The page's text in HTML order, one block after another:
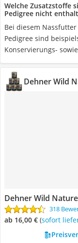
Welche Zusatzstoffe
Pedigree nicht
Bei diesem
Pedigree sind
Konservierungs-
Dehner Wild
Dehner Wild
318
ab 16,00 € ( Sofort